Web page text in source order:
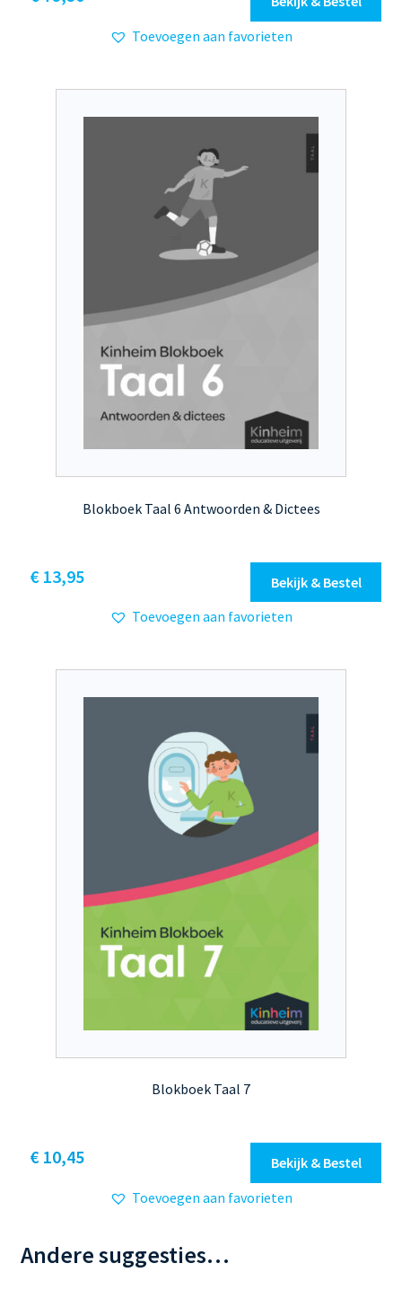
Toevoegen aan favorieten
Blokboek Taal 6 Antwoorden & Dictees
€13,95
Bekijk & Bestel
Toevoegen aan favorieten
Blokboek Taal 7
€ 10,45 Bekijk & Bestel
heeft
variaties.
Deze
Toevoegen aan favorieten
Andere suggesties…